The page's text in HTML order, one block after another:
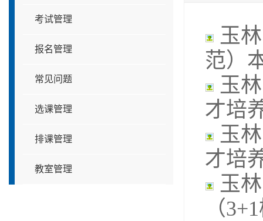
考试管理
报名管理
常见问题
选课管理
排课管理
教室管理
玉
范）
玉
才培
玉
才培
玉
（